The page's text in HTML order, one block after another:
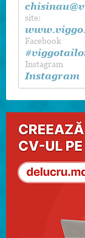
site:
Facebook
Instagram
Instagram